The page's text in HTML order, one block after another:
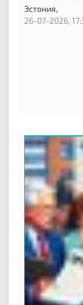
Эстония,
26-07-2026,